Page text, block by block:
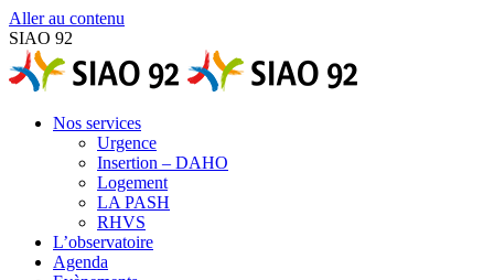
Aller au contenu
SIAO 92
Nos services
Urgence
Insertion – DAHO
Logement
LA PASH
RHVS
L’observatoire
Agenda